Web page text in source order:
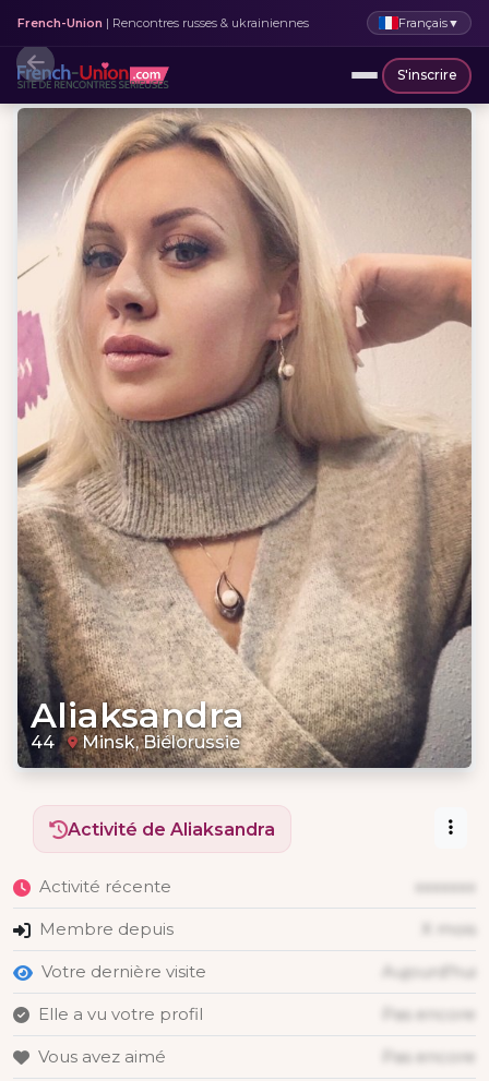
French-Union | Rencontres russes & ukrainiennes Français▼
S'inscrire
Aliaksandra
44 Minsk, Biélorussie
Activité de Aliaksandra
Activité récente xxxxxxx
Membre depuis X mois
Votre dernière visite Aujourd'hui
Elle a vu votre profil Pas encore
Vous avez aimé Pas encore